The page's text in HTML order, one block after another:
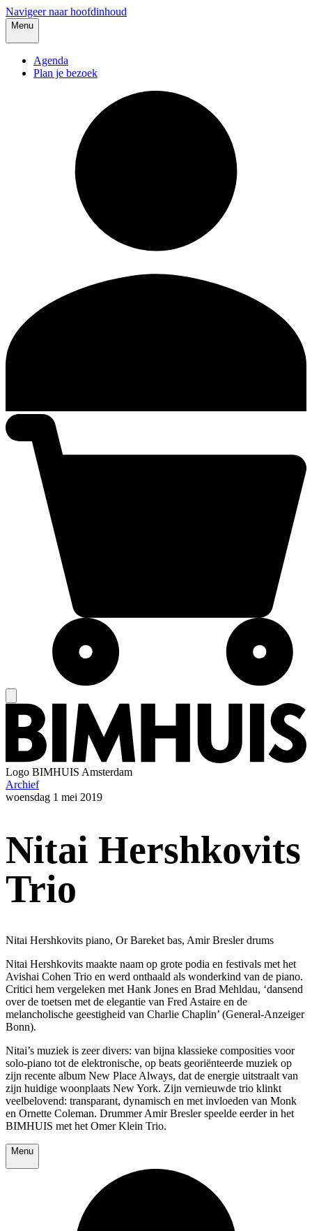
Navigeer naar hoofdinhoud
Menu
Agenda
Plan je bezoek
Logo BIMHUIS Amsterdam
Archief
woensdag 1 mei 2019
Nitai Hershkovits
Trio
Nitai Hershkovits piano, Or Bareket bas, Amir Bresler drums
Nitai Hershkovits maakte naam op grote podia en festivals met het
Avishai Cohen Trio en werd onthaald als wonderkind van de piano.
Critici hem vergeleken met Hank Jones en Brad Mehldau, ‘dansend
over de toetsen met de elegantie van Fred Astaire en de
melancholische geestigheid van Charlie Chaplin’ (General-Anzeiger
Bonn).
Nitai’s muziek is zeer divers: van bijna klassieke composities voor
solo-piano tot de elektronische, op beats georiënteerde muziek op
zijn recente album New Place Always, dat de energie uitstraalt van
zijn huidige woonplaats New York. Zijn vernieuwde trio klinkt
veelbelovend: transparant, dynamisch en met invloeden van Monk
en Ornette Coleman. Drummer Amir Bresler speelde eerder in het
BIMHUIS met het Omer Klein Trio.
Menu